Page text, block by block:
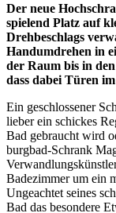
Der neue
spielend Platz auf
Drehbeschlags
Handumdrehen in
der Raum bis in
dass dabei Türen
Ein geschlossener
lieber ein schickes
Bad gebraucht wird
burgbad-Schrank
Badezimmer um ein
Ungeachtet seines
Bad das besondere